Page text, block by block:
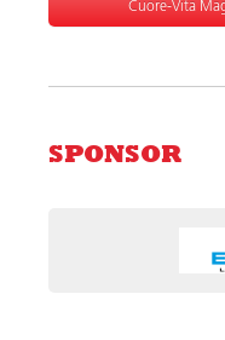
Cuore-Vita
SPONSOR